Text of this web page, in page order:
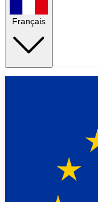
Français